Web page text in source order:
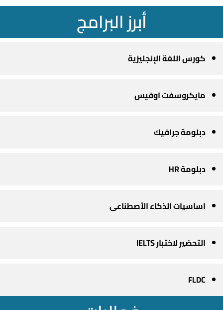
أبرز البرامج
كورس اللغة الإنجليزية
مايكروسفت اوفيس
دبلومة جرافيك
دبلومة HR
اساسيات الذكاء الأصطناعى
التحضير لاختبار IELTS
FLDC